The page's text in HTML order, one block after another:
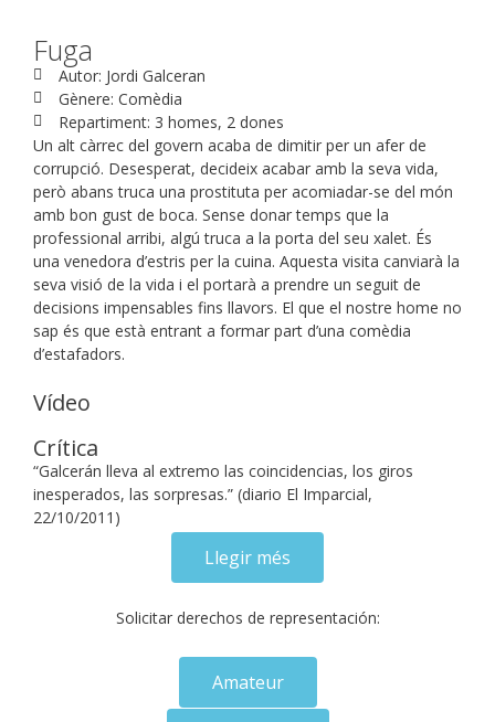
Fuga
Autor: Jordi Galceran
Gènere: Comèdia
Repartiment: 3 homes, 2 dones
Un alt càrrec del govern acaba de dimitir per un afer de
corrupció. Desesperat, decideix acabar amb la seva vida,
però abans truca una prostituta per acomiadar-se del món
amb bon gust de boca. Sense donar temps que la
professional arribi, algú truca a la porta del seu xalet. És
una venedora d’estris per la cuina. Aquesta visita canviarà la
seva visió de la vida i el portarà a prendre un seguit de
decisions impensables fins llavors. El que el nostre home no
sap és que està entrant a formar part d’una comèdia
d’estafadors.
Vídeo
Crítica
“Galcerán lleva al extremo las coincidencias, los giros
inesperados, las sorpresas.” (diario El Imparcial,
22/10/2011)
Llegir més
Solicitar derechos de representación:
Amateur